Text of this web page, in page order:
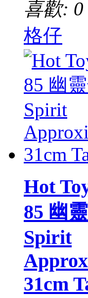
喜歡:
格仔
Hot
85 幽
Spirit
31cm